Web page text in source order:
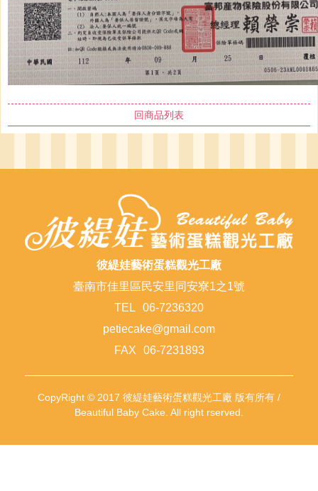
回商品列表
彼緹娃藝術蛋糕觀光工廠
臺南市佳里區民安里同安寮1之1號
TEL
06-7236320
petiecake@gmail.com
FAX
06-7231893
CopyRight © 2017 彼緹娃藝術蛋糕觀光工廠 版有所有 /
Beautiful Baby Cake. All right rserved.